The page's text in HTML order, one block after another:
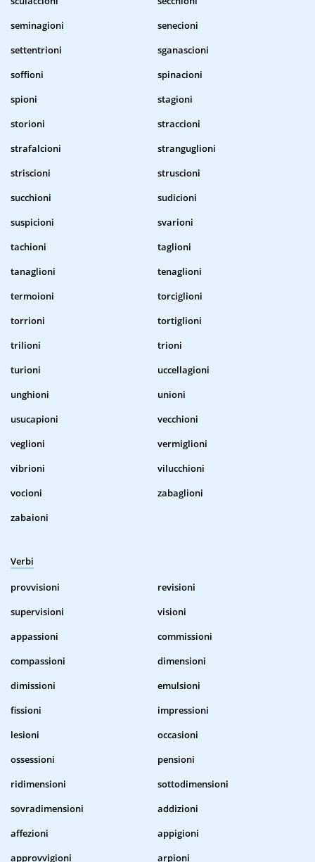
seminagioni
senecioni
settentrioni
sganascioni
soffioni
spinacioni
spioni
stagioni
storioni
straccioni
strafalcioni
stranguglioni
striscioni
struscioni
succhioni
sudicioni
suspicioni
svarioni
tachioni
taglioni
tanaglioni
tenaglioni
termoioni
torciglioni
torrioni
tortiglioni
trilioni
trioni
turioni
uccellagioni
unghioni
unioni
usucapioni
vecchioni
veglioni
vermiglioni
vibrioni
vilucchioni
vocioni
zabaglioni
zabaioni
Verbi
provvisioni
revisioni
supervisioni
visioni
appassioni
commissioni
compassioni
dimensioni
dimissioni
emulsioni
fissioni
impressioni
lesioni
occasioni
ossessioni
pensioni
ridimensioni
sottodimensioni
sovradimensioni
addizioni
affezioni
appigioni
approvvigioni
arpioni